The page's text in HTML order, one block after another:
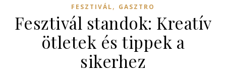
FESZTIVÁL, GASZTRO
Fesztivál standok: Kreatív
ötletek és tippek a
sikerhez